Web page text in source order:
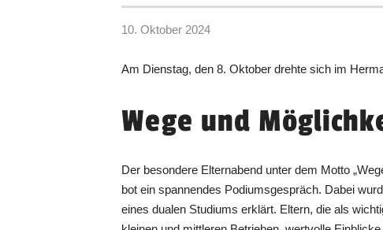
10. Oktober 2024
Am Dienstag, den 8. Oktober drehte sich im
Wege und
Der besondere Elternabend unter dem Motto
bot ein spannendes Podiumsgespräch. Dabei
eines dualen Studiums erklärt. Eltern, die als